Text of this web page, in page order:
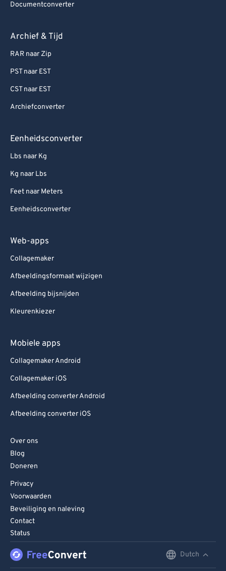
Documentconverter
Archief & Tijd
RAR naar Zip
PST naar EST
CST naar EST
Archiefconverter
Eenheidsconverter
Lbs naar Kg
Kg naar Lbs
Feet naar Meters
Eenheidsconverter
Web-apps
Collagemaker
Afbeeldingsformaat wijzigen
Afbeelding bijsnijden
Kleurenkiezer
Mobiele apps
Collagemaker Android
Collagemaker iOS
Afbeelding converter Android
Afbeelding converter iOS
Over ons
Blog
Doneren
Privacy
Voorwaarden
Beveiliging en naleving
Contact
Status
Dutch